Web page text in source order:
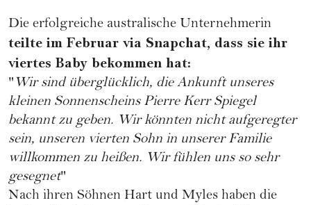
Die erfolgreiche australische Unternehmerin
teilte im Februar via Snapchat, dass sie ihr
viertes Baby bekommen hat:
" Wir sind überglücklich, die Ankunft unseres
kleinen Sonnenscheins Pierre Kerr Spiegel
bekannt zu geben. Wir könnten nicht aufgeregter
sein, unseren vierten Sohn in unserer Familie
willkommen zu heißen. Wir fühlen uns so sehr
gesegnet"
Nach ihren Söhnen Hart und Myles haben die